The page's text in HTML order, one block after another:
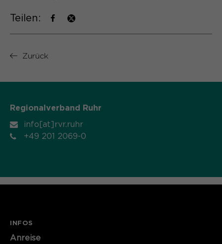
Teilen:
Zurück
Regionalverband Ruhr
info[at]rvr.ruhr
+49 201 2069-0
INFOS
Anreise